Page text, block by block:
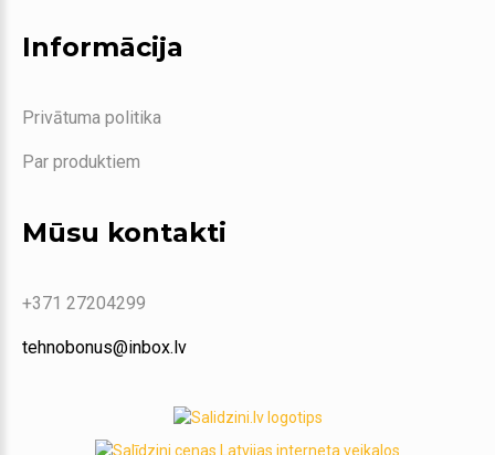
Informācija
Privātuma politika
Par produktiem
Mūsu kontakti
+371 27204299
tehnobonus@inbox.lv